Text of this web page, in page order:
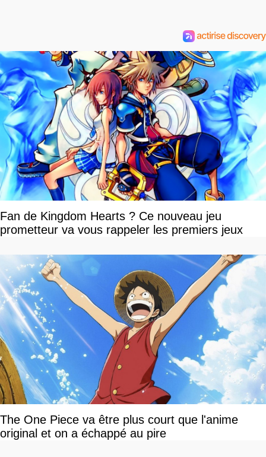
Fan de Kingdom Hearts ? Ce nouveau jeu
prometteur va vous rappeler les premiers jeux
The One Piece va être plus court que l'anime
original et on a échappé au pire